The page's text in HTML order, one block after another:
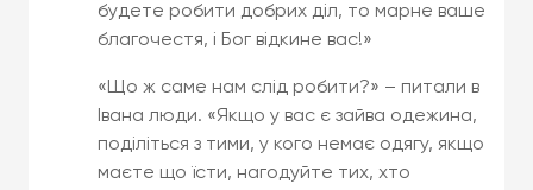
будете робити добрих діл, то марне ваше
благочестя, і Бог відкине вас!»
«Що ж саме нам слід робити?» – питали в
Івана люди. «Якщо у вас є зайва одежина,
поділіться з тими, у кого немає одягу, якщо
маєте що їсти, нагодуйте тих, хто